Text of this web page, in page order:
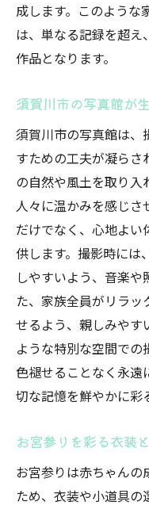
成します。このような
は、単なる記録を超え
作品となります。
須賀川市の写真館が
須賀川市の写真館は、
すための工夫が凝らさ
の自然や風土を取り入
人々に温かみを感じさ
だけでなく、心地よい
供します。撮影時には
しやすいよう、音楽や
た、家族全員がリラ
せるよう、親しみやす
ような特別な空間で
色褪せることなく永遠
切な記憶を鮮やかに彩
お宮参りを彩る衣装
お宮参りは赤ちゃんの
ため、衣装や小道具